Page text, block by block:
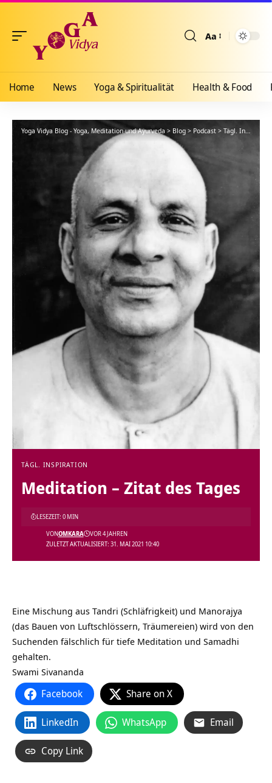
Aa
Home News Yoga & Spiritualität Health & Food
Yoga Vidya Blog - Yoga, Meditation und Ayurveda > Blog > Podcast > Tägl. Inspiration
TÄGL. INSPIRATION
Meditation – Zitat des Tages
ZULETZT AKTUALISIERT: 31. MAI 2021 10:40
VONOMKARA VOR 4 JAHREN
LESEZEIT: 0 MIN
Eine Mischung aus Tandri (Schläfrigkeit) und Manorajya
(das Bauen von Luftschlössern, Träumereien) wird von den
Suchenden fälschlich für tiefe Meditation und Samadhi
gehalten.
Swami Sivananda
Facebook Share on X
LinkedIn WhatsApp Email
Copy Link